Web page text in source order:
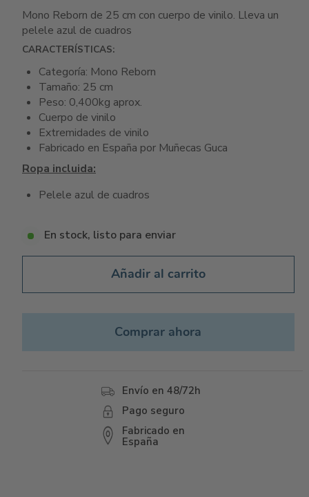
Mono Reborn de 25 cm con cuerpo de vinilo. Lleva un
pelele azul de cuadros
CARACTERÍSTICAS:
Categoría: Mono Reborn
Tamaño: 25 cm
Peso: 0,400kg aprox.
Cuerpo de vinilo
Extremidades de vinilo
Fabricado en España por Muñecas Guca
Ropa incluida:
Pelele azul de cuadros
En stock, listo para enviar
Añadir al carrito
Comprar ahora
Envío en 48/72h
Pago seguro
Fabricado en
España